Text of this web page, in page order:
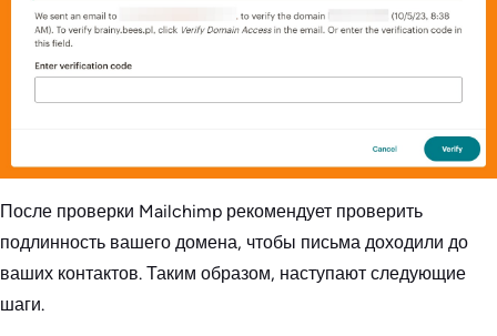
После проверки Mailchimp рекомендует проверить
подлинность вашего домена, чтобы письма доходили до
ваших контактов. Таким образом, наступают следующие
шаги.